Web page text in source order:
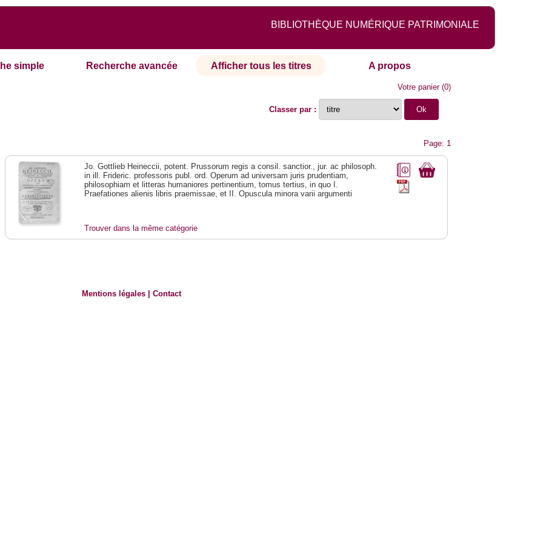
BIBLIOTHÈQUE NUMÉRIQUE PATRIMONIALE
simple Recherche avancée Afficher tous les titres A propos
Votre panier(0)
Classer par :
Page: 1
Jo. Gottlieb Heineccii, potent. Prussorum regis a consil. sanctior., jur. ac philosoph.
in ill. Frideric. professoris publ. ord. Operum ad universam juris prudentiam,
philosophiam et litteras humaniores pertinentium, tomus tertius, in quo I.
Praefationes alienis libris praemissae, et II. Opuscula minora varii argumenti
Trouver dans la même catégorie
Mentions légales |Contact